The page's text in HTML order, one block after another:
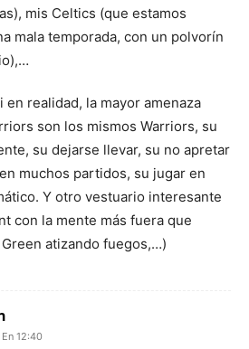
mis Celtics (que estamos
mala temporada, con un polvorín
en realidad, la mayor amenaza
son los mismos Warriors, su
su dejarse llevar, su no apretar
muchos partidos, su jugar en
Y otro vestuario interesante
con la mente más fuera que
atizando fuegos,…)
12:40